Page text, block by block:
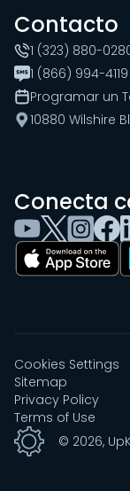
Contacto
1 (323) 880-
1 (866) 994-4119
Programar un
10880 Wilshire
Conecta
© 2026,
Cookies Settings
Sitemap
Privacy Policy
Terms of Use